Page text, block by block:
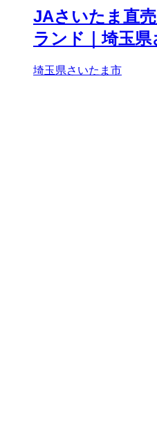
JAさいたま直
ランド｜埼玉
埼玉県さいたま市